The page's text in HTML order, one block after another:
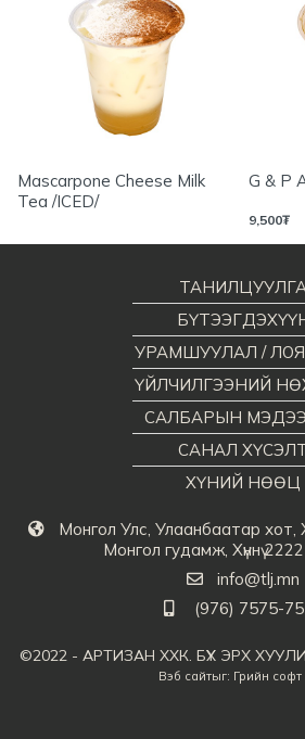
Mascarpone Cheese Milk
Tea /ICED/
G & P
9,500₮
Монгол Улс, Улаанбаатар
Монгол гудамж, Хүннү
info@tlj.mn
(976) 7575-
УРАМШУУЛАЛ /
ҮЙЛЧИЛГЭЭНИЙ
САЛБАРЫН
САНАЛ
ХҮНИЙ НӨӨЦ
©2022 - АРТИЗАН ХХК. БҮХ ЭРХ
Вэб сайтыг: Грийн